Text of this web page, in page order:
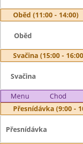
Oběd (11:00 - 14:00)
Oběd
Svačina (15:00 -
Svačina
Menu Chod
Přesnídávka (9:00 -
Přesnídávka